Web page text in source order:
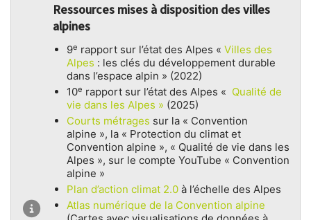
Ressources mises à disposition des villes
alpines
9e rapport sur l’état des Alpes « Villes des
Alpes : les clés du développement durable
dans l’espace alpin » (2022)
10e rapport sur l’état des Alpes « Qualité de
vie dans les Alpes » (2025)
Courts métrages sur la « Convention
alpine », la « Protection du climat et
Convention alpine », « Qualité de vie dans les
Alpes », sur le compte YouTube « Convention
alpine »
Plan d’action climat 2.0 à l’échelle des Alpes
Atlas numérique de la Convention alpine